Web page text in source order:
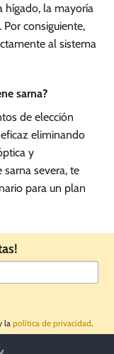
hígado, la mayoría
consiguiente,
al sistema
sarna?
de elección
eliminando
y
severa, te
para un plan
la política de privacidad.